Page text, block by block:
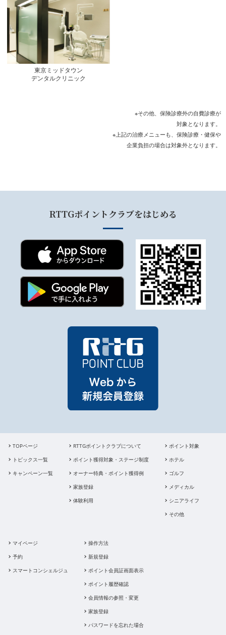
東京ミッドタウン
デンタルクリニック
※その他、保険診療外の自費診療が
対象となります。
※上記の治療メニューも、保険診療・健保や
企業負担の場合は対象外となります。
RTTGポイントクラブをはじめる
TOPページ
トピックス一覧
キャンペーン一覧
RTTGポイントクラブについて
ポイント獲得対象・ステージ制度
オーナー特典・ポイント獲得例
家族登録
体験利用
ポイント対象
ホテル
ゴルフ
メディカル
シニアライフ
その他
マイページ
予約
スマートコンシェルジュ
操作方法
新規登録
ポイント会員証画面表示
ポイント履歴確認
会員情報の参照・変更
家族登録
パスワードを忘れた場合